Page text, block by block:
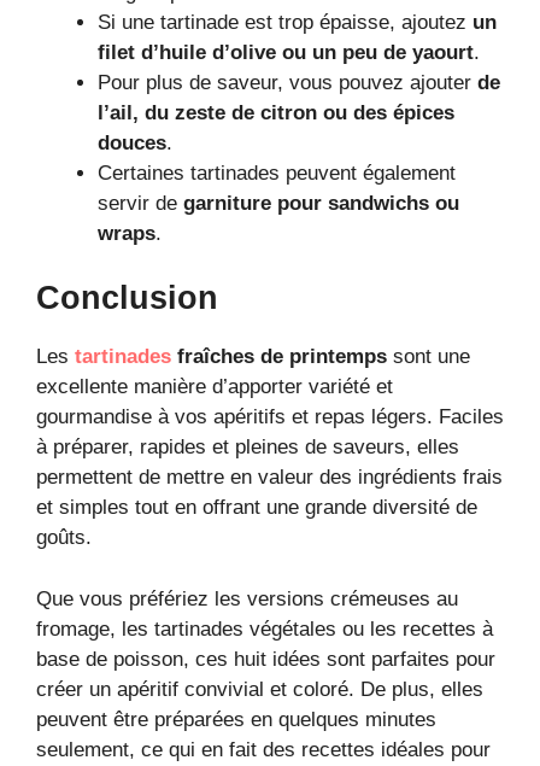
Si une tartinade est trop épaisse, ajoutez un
filet d’huile d’olive ou un peu de yaourt.
Pour plus de saveur, vous pouvez ajouter de
l’ail, du zeste de citron ou des épices
douces.
Certaines tartinades peuvent également
servir de garniture pour sandwichs ou
wraps.
Conclusion
Les tartinades fraîches de printemps sont une
excellente manière d’apporter variété et
gourmandise à vos apéritifs et repas légers. Faciles
à préparer, rapides et pleines de saveurs, elles
permettent de mettre en valeur des ingrédients frais
et simples tout en offrant une grande diversité de
goûts.
Que vous préfériez les versions crémeuses au
fromage, les tartinades végétales ou les recettes à
base de poisson, ces huit idées sont parfaites pour
créer un apéritif convivial et coloré. De plus, elles
peuvent être préparées en quelques minutes
seulement, ce qui en fait des recettes idéales pour